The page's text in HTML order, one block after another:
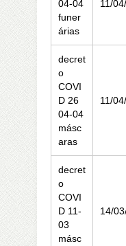
04-04
funer
árias
11/
decret
o
COVI
D 26
04-04
másc
aras
11/
decret
o
COVI
D 11-
03
másc
14/